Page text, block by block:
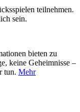
teilnehmen.
sein.
bieten zu
keine Geheimnisse –
tun. Mehr